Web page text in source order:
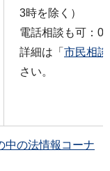
3時を除く）
電話相談も可：
詳細は「 市民相
さい。
中の法情報コーナ